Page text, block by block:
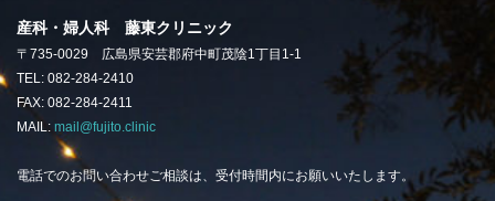
産科・婦人科 藤東クリニック
〒735-0029 広島県安芸郡府中町茂陰1丁目1-1
TEL: 082-284-2410
FAX: 082-284-2411
MAIL: mail@fujito.clinic
電話でのお問い合わせご相談は、受付時間内にお願いいたします。